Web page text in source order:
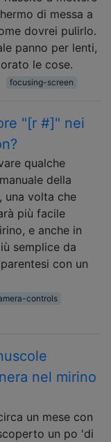
di messa a
dovrei pulirlo.
panno per lenti,
le cose.
focusing-screen
"[r #]" nei
qualche
della
una volta che
più facile
e anche in
semplice da
con un
controls
nel mirino
un mese con
un po 'di